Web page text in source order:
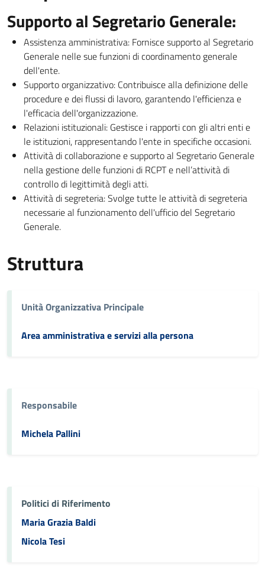
Supporto al Segretario Generale:
Assistenza amministrativa: Fornisce supporto al Segretario
Generale nelle sue funzioni di coordinamento generale
dell'ente.
Supporto organizzativo: Contribuisce alla definizione delle
procedure e dei flussi di lavoro, garantendo l'efficienza e
l'efficacia dell'organizzazione.
Relazioni istituzionali: Gestisce i rapporti con gli altri enti e
le istituzioni, rappresentando l'ente in specifiche occasioni.
Attività di collaborazione e supporto al Segretario Generale
nella gestione delle funzioni di RCPT e nell’attività di
controllo di legittimità degli atti.
Attività di segreteria: Svolge tutte le attività di segreteria
necessarie al funzionamento dell'ufficio del Segretario
Generale.
Struttura
Unità Organizzativa Principale
Area amministrativa e servizi alla persona
Responsabile
Michela Pallini
Politici di Riferimento
Maria Grazia Baldi
Nicola Tesi